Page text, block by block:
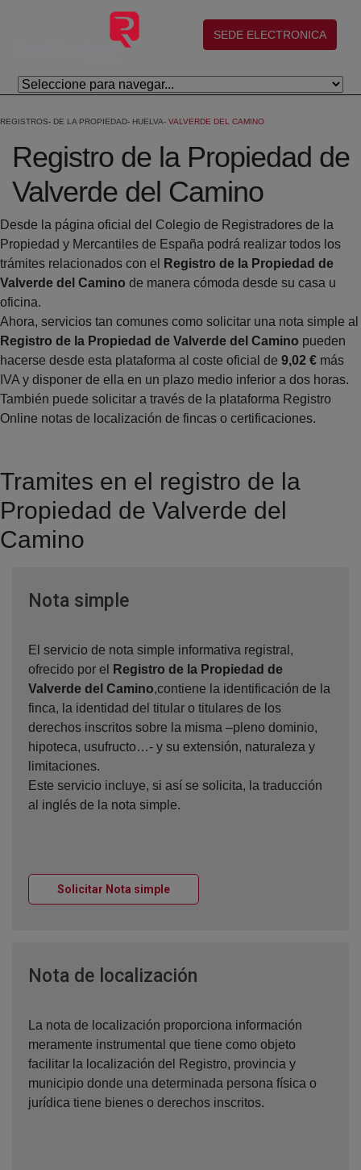
Saltar al contenido principal
(abre en nueva ventana)
SEDE ELECTRONICA
REGISTROS DE LA PROPIEDAD HUELVA VALVERDE DEL CAMINO
Registro de la Propiedad de
Valverde del Camino
Desde la página oficial del Colegio de Registradores de la
Propiedad y Mercantiles de España podrá realizar todos los
trámites relacionados con el
Registro de la Propiedad de
Valverde del Camino de manera cómoda desde su casa u
oficina.
Ahora, servicios tan comunes como solicitar una nota simple al
Registro de la Propiedad de Valverde del Camino pueden
hacerse desde esta plataforma al coste oficial de 9,02 € más
IVA y disponer de ella en un plazo medio inferior a dos horas.
También puede solicitar a través de la plataforma Registro
Online notas de localización de fincas o certificaciones.
Tramites en el registro de la
Propiedad de Valverde del
Camino
Nota simpleVentana nueva
El servicio de nota simple informativa registral,
ofrecido por el
Registro de la Propiedad de
Valverde del Camino,contiene la identificación de la
finca, la identidad del titular o titulares de los
derechos inscritos sobre la misma –pleno dominio,
hipoteca, usufructo…- y su extensión, naturaleza y
limitaciones.
Este servicio incluye, si así se solicita, la traducción
al inglés de la nota simple.
Solicitar Nota simpleVentana nueva
Nota de localización
La nota de localización proporciona información
meramente instrumental que tiene como objeto
facilitar la localización del Registro, provincia y
municipio donde una determinada persona física o
jurídica tiene bienes o derechos inscritos.